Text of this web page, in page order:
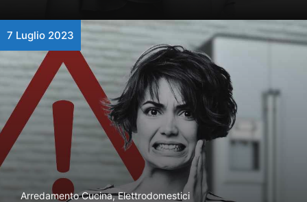
7 Luglio 2023
Arredamento Cucina,Elettrodomestici